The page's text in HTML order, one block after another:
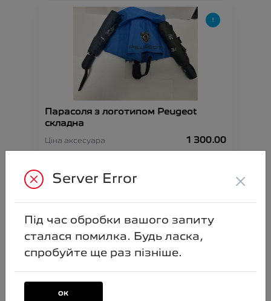
Парасоля з логотипом Peugeot
складна
Ціна аксесуара 1 300.00
Server Error ×
Під час обробки вашого запиту
сталася помилка. Будь ласка,
спробуйте ще раз пізніше.
ОК